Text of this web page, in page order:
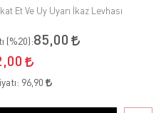
Et Ve Uy Uyarı İkaz Levhası
(%20):85,00
96,90